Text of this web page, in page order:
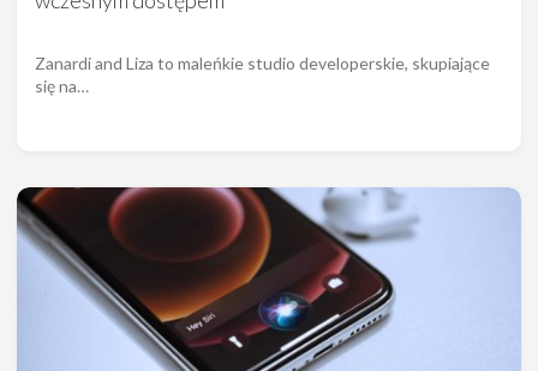
Zanardi and Liza to maleńkie studio developerskie, skupiające
się na…